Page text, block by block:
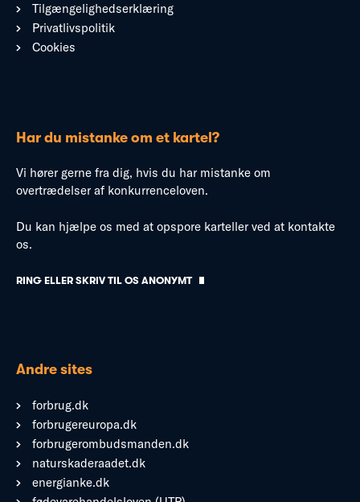
Tilgængelighedserklæring
Privatlivspolitik
Cookies
Har du mistanke om et kartel?
Vi hører gerne fra dig, hvis du har mistanke om
overtrædelser af konkurrenceloven.
Du kan hjælpe os med at opspore karteller ved at kontakte
os.
RING ELLER SKRIV TIL OS ANONYMT
Andre sites
forbrug.dk
forbrugereuropa.dk
forbrugerombudsmanden.dk
naturskaderaadet.dk
energianke.dk